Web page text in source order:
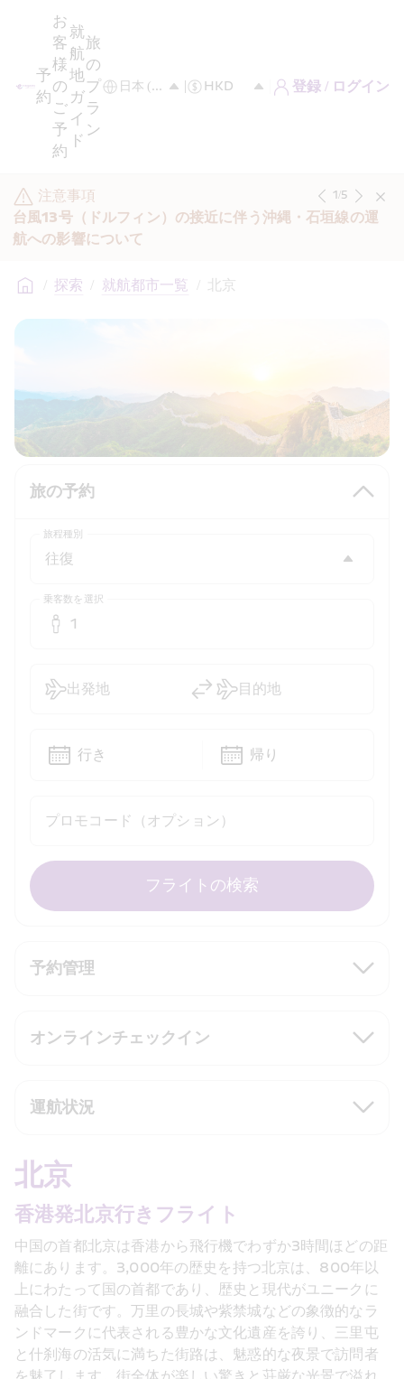
予
約
お
客
様
の
ご
予
約
就
航
地
ガ
イ
ド
旅
の
プ
ラ
ン
登録 / ログイン
注意事項
台風13号（ドルフィン）の接近に伴う沖縄・石垣線の運
航への影響について
1/5
/ 探索 / 就航都市一覧 / 北京
旅の予約
予約管理
オンラインチェックイン
運航状況
旅程種別
乗客数を選択
1
プロモコード（オプション）
出発地 目的地
行き 帰り
フライトの検索
北京
香港発北京行きフライト
中国の首都北京は香港から飛行機でわずか3時間ほどの距
離にあります。3,000年の歴史を持つ北京は、800年以
上にわたって国の首都であり、歴史と現代がユニークに
融合した街です。万里の長城や紫禁城などの象徴的なラ
ンドマークに代表される豊かな文化遺産を誇り、三里屯
と什刹海の活気に満ちた街路は、魅惑的な夜景で訪問者